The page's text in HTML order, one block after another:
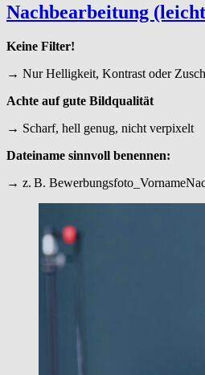
Nach­bear­beitung (leicht
Keine Filter!
→ Nur Helligkeit, Kontrast oder
Achte auf gute Bildqualität
→ Scharf, hell genug, nicht verpixelt
Dateiname sinnvoll benennen:
→ z. B.